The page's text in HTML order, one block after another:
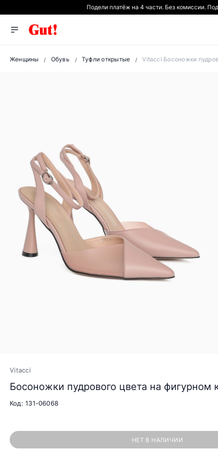
Подели платёж на 4 части. Без комиссии.
Женщины Обувь Туфли открытые Vitacci Босоножки
Vitacci
Босоножки пудрового цвета на фигурном
Код: 131-06068
НЕТ В НАЛИЧИИ